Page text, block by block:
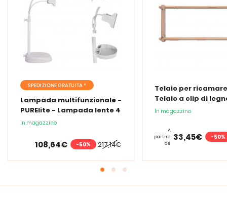
SPEDIZIONE GRATUITA *
Lampada multifunzionale -
PURElite - Lampada lente 4
in 1
In magazzino
217,14€
108,64€ -50%
Telaio per
Telaio a clip di
In magazzino
A
partire
de
33,45€ -50%